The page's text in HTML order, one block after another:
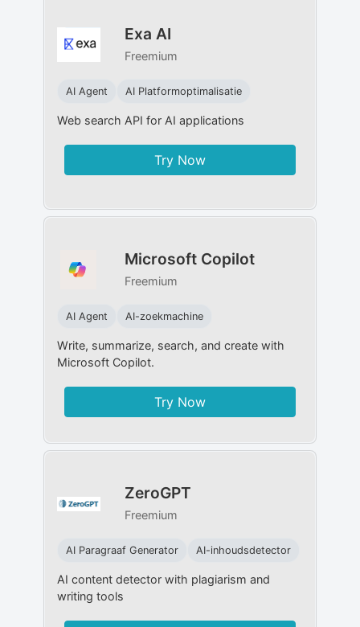
Exa AI
Freemium
AI Agent AI Platformoptimalisatie
Web search API for AI applications
Try Now
Microsoft Copilot
Freemium
AI Agent AI-zoekmachine
Write, summarize, search, and create with
Microsoft Copilot.
Try Now
ZeroGPT
Freemium
AI Paragraaf Generator AI-inhoudsdetector
AI content detector with plagiarism and
writing tools